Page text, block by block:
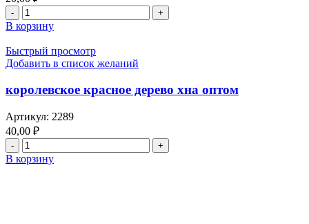
В корзину
Быстрый просмотр
Добавить в список желаний
королевское красное дерево хна оптом
Артикул: 2289
40,00 ₽
В корзину